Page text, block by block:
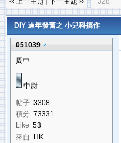
DIY 過年發奮之 小兒科搞作
051039
周中
中尉
帖子 3308
積分 73331
Like 53
來自
HK